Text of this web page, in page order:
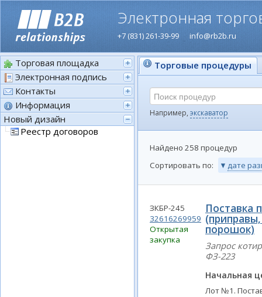
Электронная
+7 (831) 261-39-99 info@rb2b.ru
Торговая площадка
Электронная подпись
Контакты
Информация
Новый дизайн
Реестр договоров
Торговые процедуры